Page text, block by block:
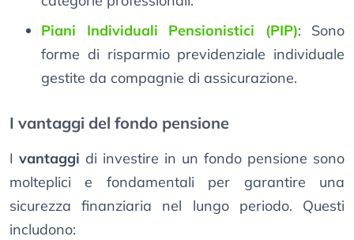
Piani Individuali Pensionistici (PIP): Sono
forme di risparmio previdenziale individuale
gestite da compagnie di assicurazione.
I vantaggi del fondo pensione
I vantaggi di investire in un fondo pensione sono
molteplici e fondamentali per garantire una
sicurezza finanziaria nel lungo periodo. Questi
includono: